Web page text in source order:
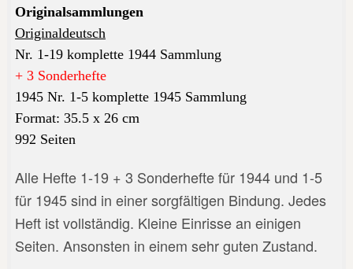
Originalsammlungen
Originaldeutsch
Nr. 1-19 komplette 1944 Sammlung
+ 3 Sonderhefte
1945 Nr. 1-5 komplette 1945 Sammlung
Format: 35.5 x 26 cm
992 Seiten
Alle Hefte 1-19 + 3 Sonderhefte für 1944 und 1-5
für 1945 sind in einer sorgfältigen Bindung. Jedes
Heft ist vollständig. Kleine Einrisse an einigen
Seiten. Ansonsten in einem sehr guten Zustand.